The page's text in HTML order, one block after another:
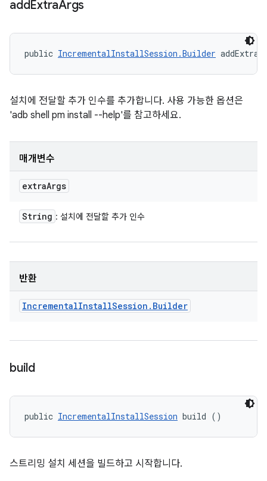
addExtraArgs
public IncrementalInstallSession.Builder
설치에 전달할 추가 인수를 추가합니다. 사용 가능한 옵션은
'adb shell pm install --help'를 참고하세요.
매개변수
extraArgs
String : 설치에 전달할 추가 인수
반환
IncrementalInstallSession . Builder
build
public IncrementalInstallSession build ()
스트리밍 설치 세션을 빌드하고 시작합니다.